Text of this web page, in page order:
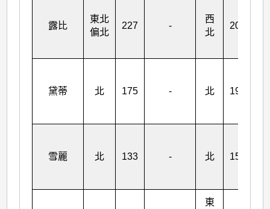
露比
東北
偏北
227 -
西
北
203
黛蒂 北 175 - 北 198
雪麗 北 133 - 北 151
東